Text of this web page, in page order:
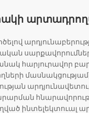
հարյուրավոր
ինտելեկտուալ